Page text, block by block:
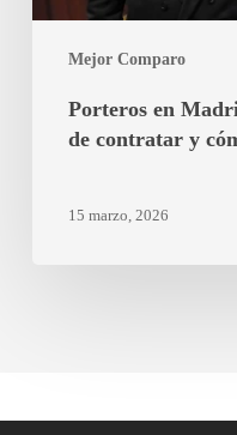
Mejor Comparo
acertar
Porteros en
de contratar y
15 marzo, 2026